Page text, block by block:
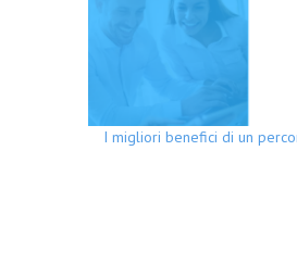
I migliori benefici di un